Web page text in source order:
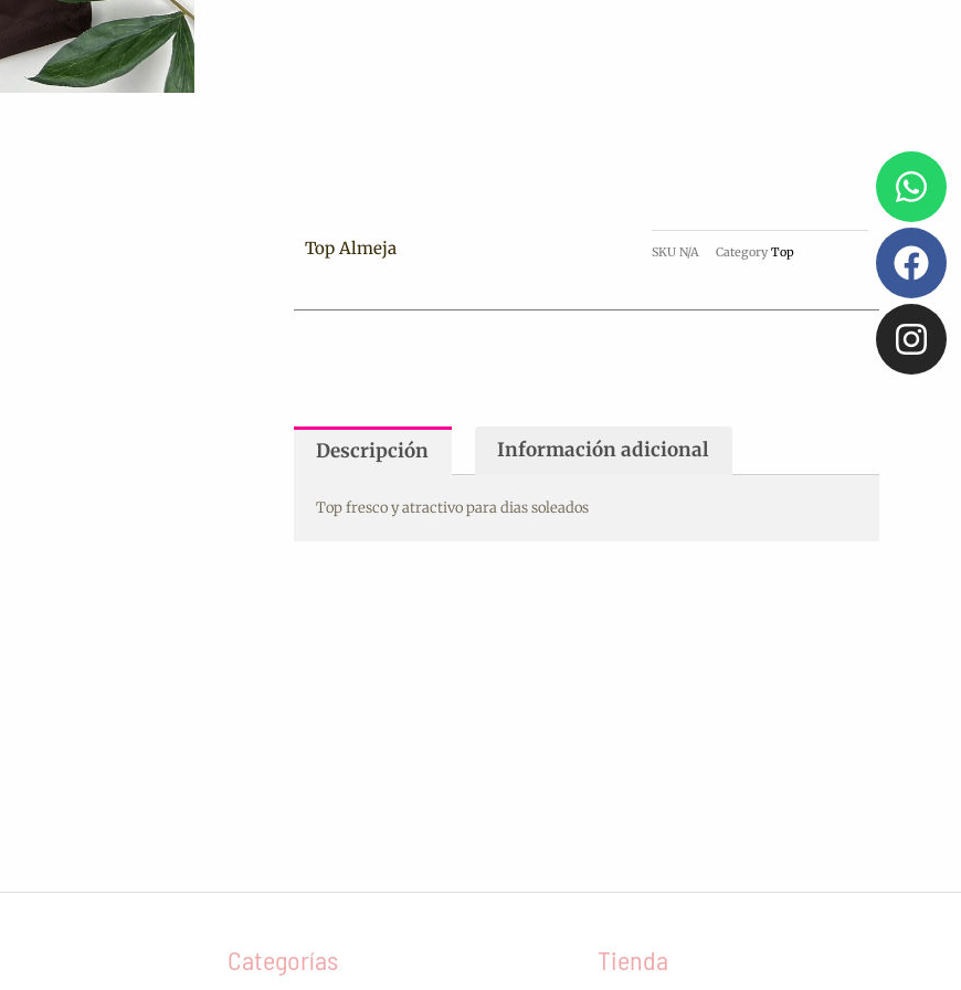
Top Almeja SKUN/A Category Top
Descripción Información adicional
Top fresco y atractivo para dias soleados
Categorías Tienda